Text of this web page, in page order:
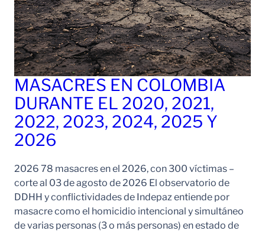
MASACRES EN COLOMBIA
DURANTE EL 2020, 2021,
2022, 2023, 2024, 2025 Y
2026
2026 78 masacres en el 2026, con 300 víctimas –
corte al 03 de agosto de 2026 El observatorio de
DDHH y conflictividades de Indepaz entiende por
masacre como el homicidio intencional y simultáneo
de varias personas (3 o más personas) en estado de